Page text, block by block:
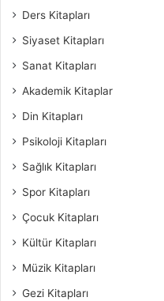
Ders Kitapları
Siyaset Kitapları
Sanat Kitapları
Akademik Kitaplar
Din Kitapları
Psikoloji Kitapları
Sağlık Kitapları
Spor Kitapları
Çocuk Kitapları
Kültür Kitapları
Müzik Kitapları
Gezi Kitapları